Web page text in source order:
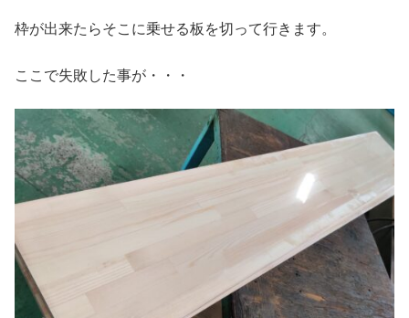
枠が出来たらそこに乗せる板を切って行きます。
ここで失敗した事が・・・